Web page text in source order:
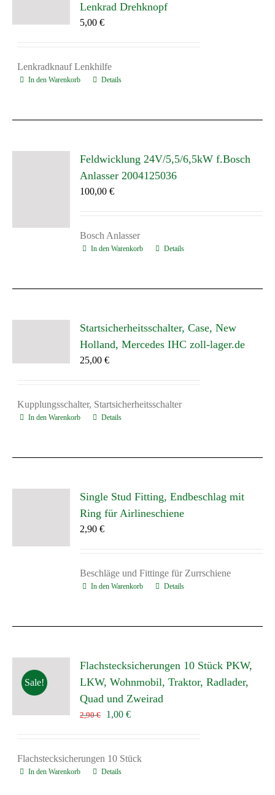
Lenkrad Drehknopf
5,00€
Lenkradknauf Lenkhilfe
In den Warenkorb Details
Feldwicklung 24V/5,5/6,5kW f.Bosch
Anlasser 2004125036
100,00€
Bosch Anlasser
In den Warenkorb Details
Startsicherheitsschalter, Case, New
Holland, Mercedes IHC zoll-lager.de
25,00€
Kupplungsschalter, Startsicherheitsschalter
In den Warenkorb Details
Single Stud Fitting, Endbeschlag mit
Ring für Airlineschiene
2,90€
Beschläge und Fittinge für Zurrschiene
In den Warenkorb Details
Sale!
Flachstecksicherungen 10 Stück PKW,
LKW, Wohnmobil, Traktor, Radlader,
Quad und Zweirad
2,90€
Ursprünglicher
2,90 €
1,00€Aktueller
1,00 €.
Flachstecksicherungen 10 Stück
In den Warenkorb Details